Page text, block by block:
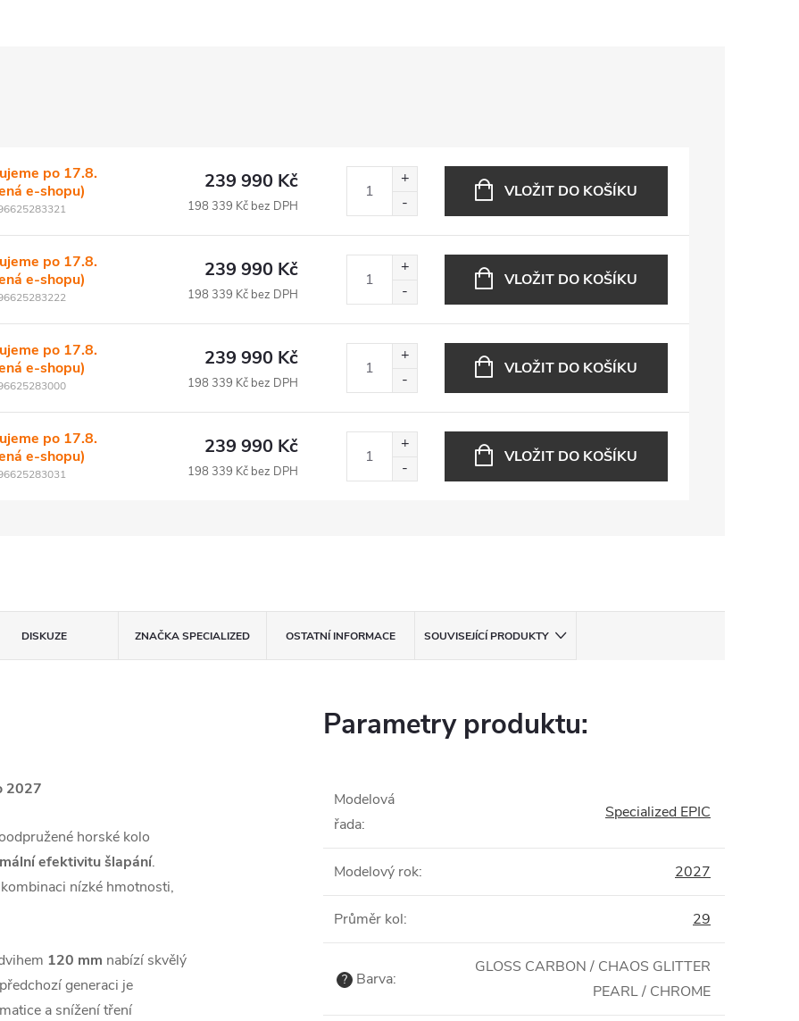
po 17.8.
e-shopu)
239 990 Kč
198 339 Kč bez DPH
VLOŽIT DO KOŠÍKU
po 17.8.
e-shopu)
239 990 Kč
198 339 Kč bez DPH
VLOŽIT DO KOŠÍKU
po 17.8.
e-shopu)
239 990 Kč
198 339 Kč bez DPH
VLOŽIT DO KOŠÍKU
po 17.8.
e-shopu)
239 990 Kč
198 339 Kč bez DPH
VLOŽIT DO KOŠÍKU
DISKUZE ZNAČKASPECIALIZED OSTATNÍ INFORMACE SOUVISEJÍCÍ PRODUKTY
2027
horské kolo
efektivitu šlapání.
nízké hmotnosti,
120 mm nabízí skvělý
generaci je
a snížení tření
Parametry produktu:
Modelová
řada:
Specialized EPIC
Modelový rok: 2027
Průměr kol: 29
? Barva:
GLOSS CARBON / CHAOS GLITTER
PEARL / CHROME